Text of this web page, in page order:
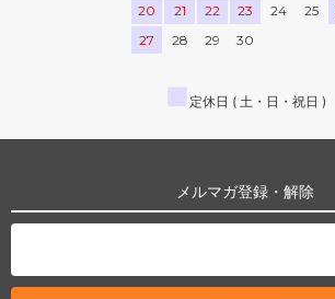
20
21 22 23 24 25
27
28 29 30
■ 定休日 ( 土・日・祝日 )
メルマガ登録・解除